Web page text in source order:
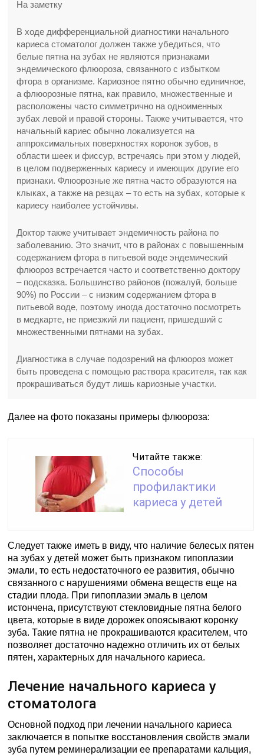
На заметку
В ходе дифференциальной диагностики начального
кариеса стоматолог должен также убедиться, что
белые пятна на зубах не являются признаками
эндемического флюороза, связанного с избытком
фтора в организме. Кариозное пятно обычно единичное,
а флюорозные пятна, как правило, множественные и
расположены часто симметрично на одноименных
зубах левой и правой стороны. Также учитывается, что
начальный кариес обычно локализуется на
аппроксимальных поверхностях коронок зубов, в
области шеек и фиссур, встречаясь при этом у людей,
в целом подверженных кариесу и имеющих другие его
признаки. Флюорозные же пятна часто образуются на
клыках, а также на резцах – то есть на зубах, которые к
кариесу наиболее устойчивы.
Доктор также учитывает эндемичность района по
заболеванию. Это значит, что в районах с повышенным
содержанием фтора в питьевой воде эндемический
флюороз встречается часто и соответственно доктору
– подсказка. Большинство районов (пожалуй, больше
90%) по России – с низким содержанием фтора в
питьевой воде, поэтому иногда достаточно посмотреть
в медкарте, не приезжий ли пациент, пришедший с
множественными пятнами на зубах.
Диагностика в случае подозрений на флюороз может
быть проведена с помощью раствора красителя, так как
прокрашиваться будут лишь кариозные участки.
Далее на фото показаны примеры флюороза:
Читайте также:
Способы
профилактики
кариеса у детей
Следует также иметь в виду, что наличие белесых пятен
на зубах у детей может быть признаком гипоплазии
эмали, то есть недостаточного ее развития, обычно
связанного с нарушениями обмена веществ еще на
стадии плода. При гипоплазии эмаль в целом
истончена, присутствуют стекловидные пятна белого
цвета, которые в виде дорожек опоясывают коронку
зуба. Такие пятна не прокрашиваются красителем, что
позволяет достаточно надежно отличить их от белых
пятен, характерных для начального кариеса.
Лечение начального кариеса у
стоматолога
Основной подход при лечении начального кариеса
заключается в попытке восстановления свойств эмали
зуба путем реминерализации ее препаратами кальция,